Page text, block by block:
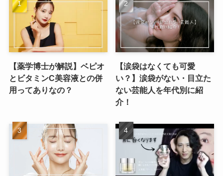
【薬学博士が解説】ベピオ
とビタミンC美容液との併
用ってありなの？
【涙袋はなくても可愛
い？】涙袋がない・目立た
ない芸能人を年代別に紹
介！